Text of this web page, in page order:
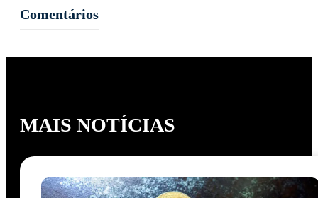
Comentários
MAIS NOTÍCIAS